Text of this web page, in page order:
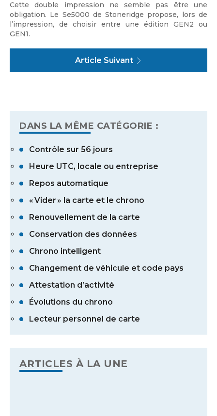
Cette double impression ne semble pas être une
obligation. Le Se5000 de Stoneridge propose, lors de
l’impression, de choisir entre une édition GEN2 ou
GEN1.
Article Suivant
DANS LA MÊME CATÉGORIE :
Contrôle sur 56 jours
Heure UTC, locale ou entreprise
Repos automatique
« Vider » la carte et le chrono
Renouvellement de la carte
Conservation des données
Chrono intelligent
Changement de véhicule et code pays
Attestation d’activité
Évolutions du chrono
Lecteur personnel de carte
ARTICLES À LA UNE